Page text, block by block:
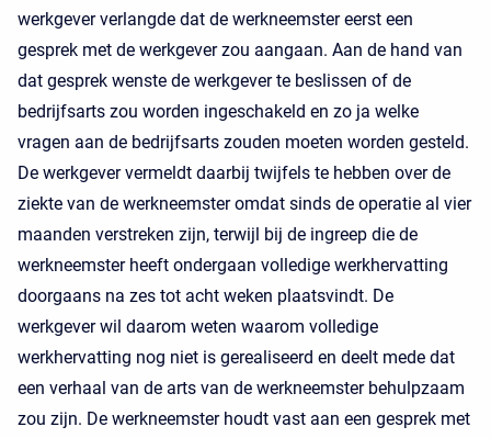
werkgever verlangde dat de werkneemster eerst een
gesprek met de werkgever zou aangaan. Aan de hand van
dat gesprek wenste de werkgever te beslissen of de
bedrijfsarts zou worden ingeschakeld en zo ja welke
vragen aan de bedrijfsarts zouden moeten worden gesteld.
De werkgever vermeldt daarbij twijfels te hebben over de
ziekte van de werkneemster omdat sinds de operatie al vier
maanden verstreken zijn, terwijl bij de ingreep die de
werkneemster heeft ondergaan volledige werkhervatting
doorgaans na zes tot acht weken plaatsvindt. De
werkgever wil daarom weten waarom volledige
werkhervatting nog niet is gerealiseerd en deelt mede dat
een verhaal van de arts van de werkneemster behulpzaam
zou zijn. De werkneemster houdt vast aan een gesprek met